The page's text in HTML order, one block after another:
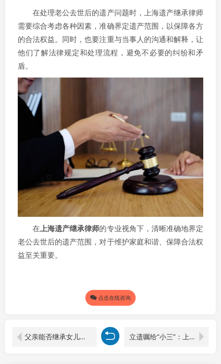
在处理老公去世后的遗产问题时，上海遗产继承律师
需要综合考虑各种因素，准确界定遗产范围，以保障各方
的合法权益。同时，也要注重与当事人的沟通和解释，让
他们了解法律规定和处理流程，避免不必要的纠纷和矛
盾。
在上海遗产继承律师的专业视角下，清晰准确地界定
老公去世后的遗产范围，对于维护家庭和谐、保障合法权
益至关重要。
点击在线咨询
父亲能否继承女儿遗产之法律剖析：上海遗产律师视角 立遗嘱给“小三”：上海遗产律师视角下的法律与伦理纠葛